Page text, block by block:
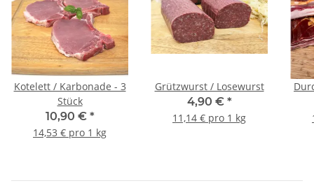
Kotelett / Karbonade - 3
Stück
10,90 € *
14,53 € pro 1 kg
Grützwurst / Losewurst
4,90 € *
11,14 € pro 1 kg